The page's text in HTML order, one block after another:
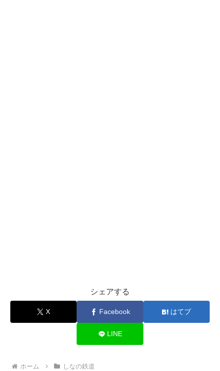
シェアする
X Facebook はてブ
LINE
ホーム しなの鉄道